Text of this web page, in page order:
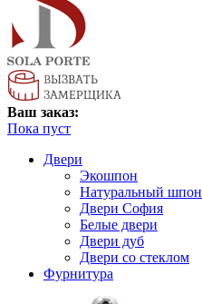
Ваш заказ:
Пока пуст
Двери
Экошпон
Натуральный шпон
Двери София
Белые двери
Двери дуб
Двери со стеклом
Фурнитура